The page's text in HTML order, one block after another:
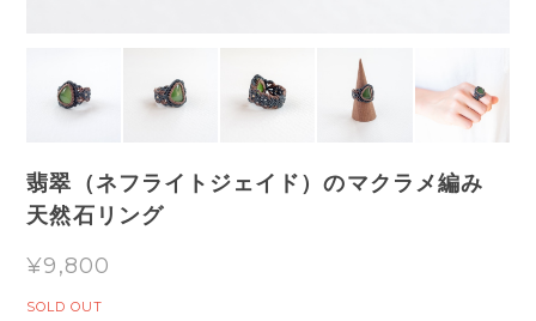
翡翠（ネフライトジェイド）のマクラメ編み
天然石リング
¥9,800
SOLD OUT